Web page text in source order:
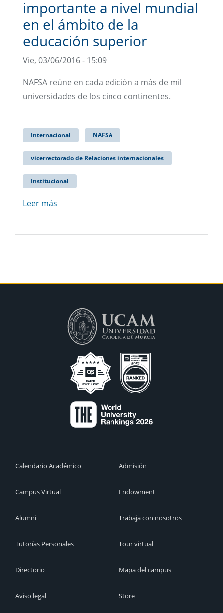
importante a nivel mundial
en el ámbito de la
educación superior
Vie, 03/06/2016 - 15:09
NAFSA reúne en cada edición a más de mil
universidades de los cinco continentes.
Internacional NAFSA
vicerrectorado de Relaciones internacionales
Institucional
Leer más
Calendario Académico
Campus Virtual
Alumni
Tutorías Personales
Directorio
Aviso legal
Admisión
Endowment
Trabaja con nosotros
Tour virtual
Mapa del campus
Store